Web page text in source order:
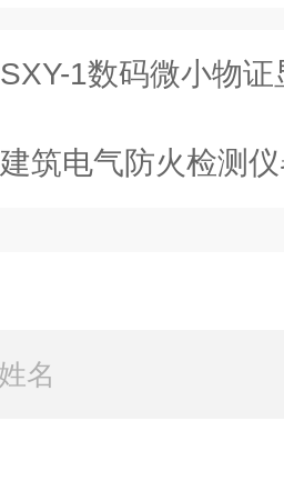
SXY-1数码微小物证显
建筑电气防火检测